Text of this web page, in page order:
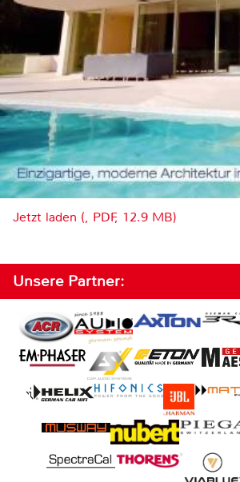
Jetzt laden (, PDF, 12.9 MB)
Unsere Partner: